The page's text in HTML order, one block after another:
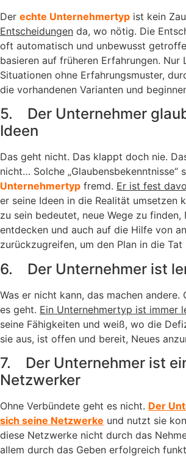
Der echte Unternehmertyp ist kein
Entscheidungen da, wo nötig. Die
oft automatisch und unbewusst
basieren auf früheren Erfahrungen. Nur
Situationen ohne Erfahrungsmuster,
die vorhandenen Varianten und
5. Der Unternehmer
Ideen
Das geht nicht. Das klappt doch nie.
nicht… Solche „Glaubensbekenntnisse“
Unternehmertyp fremd. Er ist fest
er seine Ideen in die Realität umsetzen
zu sein bedeutet, neue Wege zu
entdecken und auch auf die Hilfe von
zurückzugreifen, um den Plan in die Tat
6. Der Unternehmer ist
Was er nicht kann, das machen andere.
es geht. Ein Unternehmertyp ist immer
seine Fähigkeiten und weiß, wo die
sie aus, ist offen und bereit, Neues
7. Der Unternehmer ist
Netzwerker
Ohne Verbündete geht es nicht. Der
sich seine Netzwerke und nutzt sie
diese Netzwerke nicht durch das
allem durch das Geben erfolgreich